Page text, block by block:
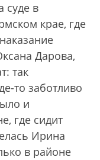
суде в
крае, где
Дарова,
так
то заботливо
и
где сидит
Ирина
в районе